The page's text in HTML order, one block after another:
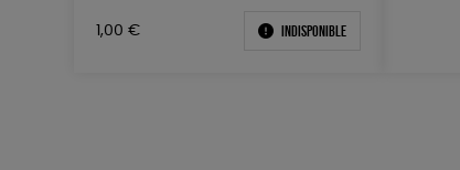
1,00 € Indisponible